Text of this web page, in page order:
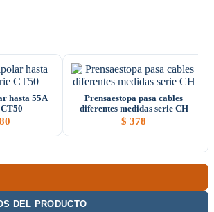
DEL PRODUCTO
hasta 55A
Prensaestopa pasa cables
diferentes medidas serie CH
$ 378